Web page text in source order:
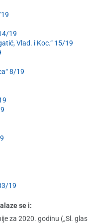
19
Vlad. i Koc.“ 15/19
8/19
19
se i:
za 2020. godinu („Sl.